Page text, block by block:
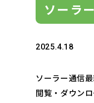
ソーラ
2025.4.18
ソーラー通信
閲覧・ダウン